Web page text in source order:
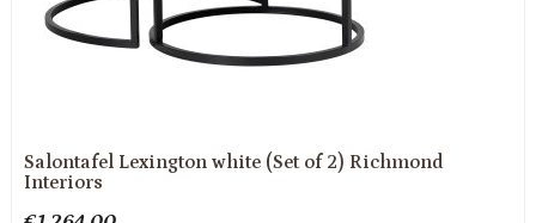
Salontafel Lexington white (Set of 2) Richmond
Interiors